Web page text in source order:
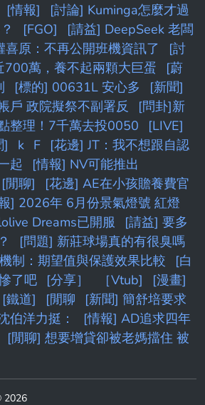
[情報]
[討論] Kuminga怎麼才過
[FGO]
[請益] DeepSeek 老闆
喜原：不再公開班機資訊了
[討
萬，養不起兩顆大巨蛋
[蔚
[標的] 00631L 安心多
[新聞]
戶 政院擬祭不副署反
[問卦]新
整理！7千萬去投0050
[LIVE]
] k F
[花邊] JT：我不想跟自認
起
[情報] NV可能推出
[閒聊]
[花邊] AE在小孩贍養費官
] 2026年 6月份景氣燈號 紅燈
Dreams已開服
[請益] 要多
[問題] 新莊球場真的有很臭嗎
制：期望值與保護效果比較
[白
了吧 [分享］ ［Vtub]
[漫畫]
[鐵道] [閒聊
[新聞] 簡舒培要求
洋力挺：
[情報] AD追求四年
[閒聊] 想要增貸卻被老媽擋住 被
2026